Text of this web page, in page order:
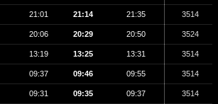
21:01 21:14 21:35 3514
20:06 20:29 20:50 3524
13:19 13:25 13:31 3514
09:37 09:46 09:55 3514
09:31 09:35 09:37 3514